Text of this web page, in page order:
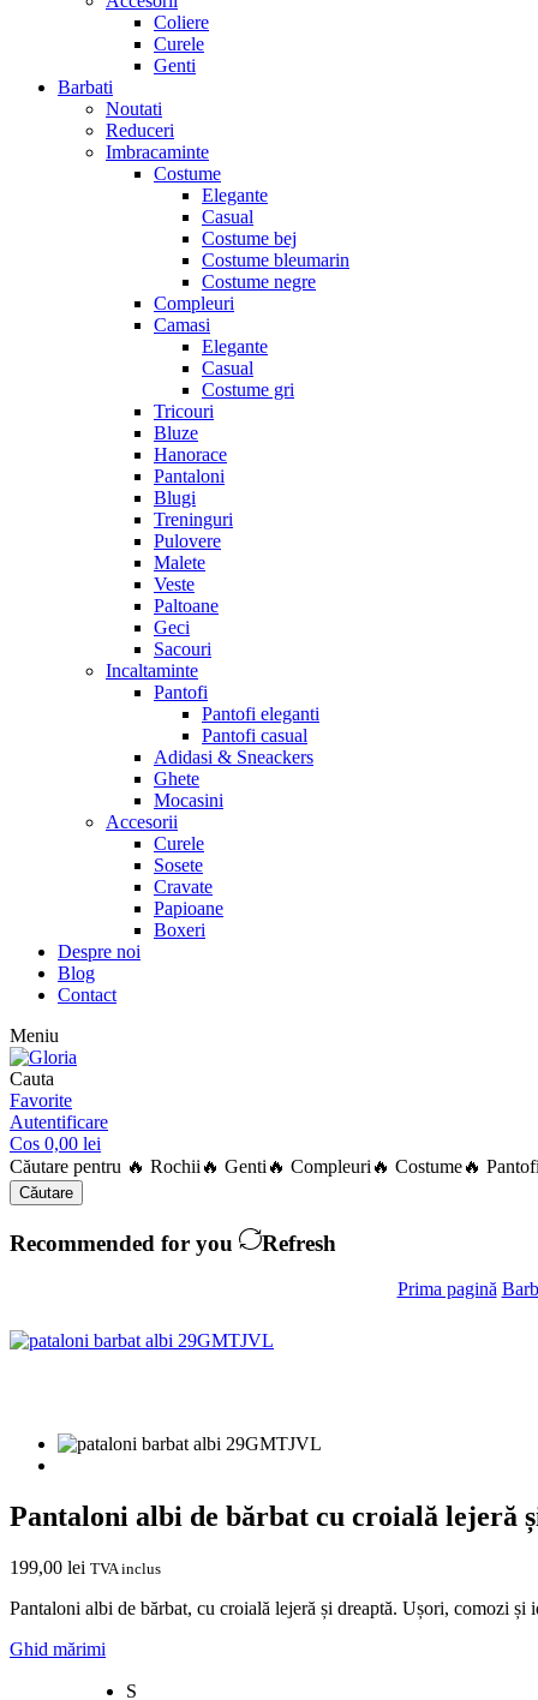
Coliere
Curele
Genti
Barbati
Noutati
Reduceri
Imbracaminte
Costume
Elegante
Casual
Costume bej
Costume bleumarin
Costume negre
Compleuri
Camasi
Elegante
Casual
Costume gri
Tricouri
Bluze
Hanorace
Pantaloni
Blugi
Treninguri
Pulovere
Malete
Veste
Paltoane
Geci
Sacouri
Incaltaminte
Pantofi
Pantofi eleganti
Pantofi casual
Adidasi & Sneackers
Ghete
Mocasini
Accesorii
Curele
Sosete
Cravate
Papioane
Boxeri
Despre noi
Blog
Contact
Meniu
Cauta
Favorite
Autentificare
Cos 0,00 lei
Căutare pentru 🔥 Rochii 🔥 Genti 🔥 Compleuri 🔥 Costume🔥 Pantofi
Căutare
Recommended for you Refresh
Prima pagină
Pantaloni albi de bărbat cu croială lejeră
199,00 lei TVA inclus
Pantaloni albi de bărbat, cu croială lejeră și dreaptă. Ușori, comozi și
Ghid mărimi
S